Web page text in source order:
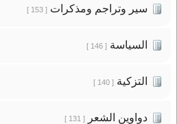
سير وتراجم ومذكرات[ 153 ]
السياسة[ 146 ]
التزكية[ 140 ]
دواوين الشعر[ 131 ]